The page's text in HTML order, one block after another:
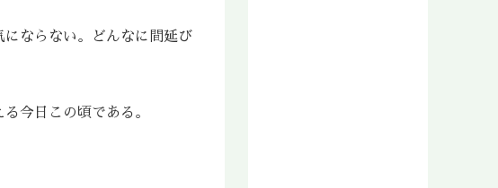
ならない。どんなに間延び
今日この頃である。